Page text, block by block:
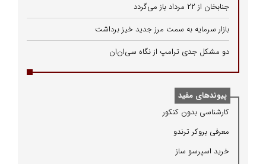
جنابخان از ۲۲ مرداد باز می‌گردد
بازار سرمایه به سمت مرز جدید خیز برداشت
دو مشکل جدی ترامپ از نگاه سی‌ان‌ان
پیوندهای مفید
كارشناسی بدون كنكور
معرفی بروكر ترندو
خرید اسپرسو ساز